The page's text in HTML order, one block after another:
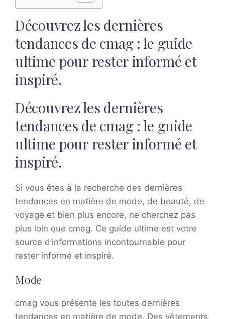
Découvrez les dernières
tendances de cmag : le guide
ultime pour rester informé et
inspiré.
Découvrez les dernières
tendances de cmag : le guide
ultime pour rester informé et
inspiré.
Si vous êtes à la recherche des dernières
tendances en matière de mode, de beauté, de
voyage et bien plus encore, ne cherchez pas
plus loin que cmag. Ce guide ultime est votre
source d’informations incontournable pour
rester informé et inspiré.
Mode
cmag vous présente les toutes dernières
tendances en matière de mode. Des vêtements